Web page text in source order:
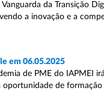
da Transição
a inovação e a
em 06.05.2025
de PME do IAPMEI
de